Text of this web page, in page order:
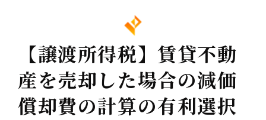
【譲渡所得税】賃貸不動
産を売却した場合の減価
償却費の計算の有利選択